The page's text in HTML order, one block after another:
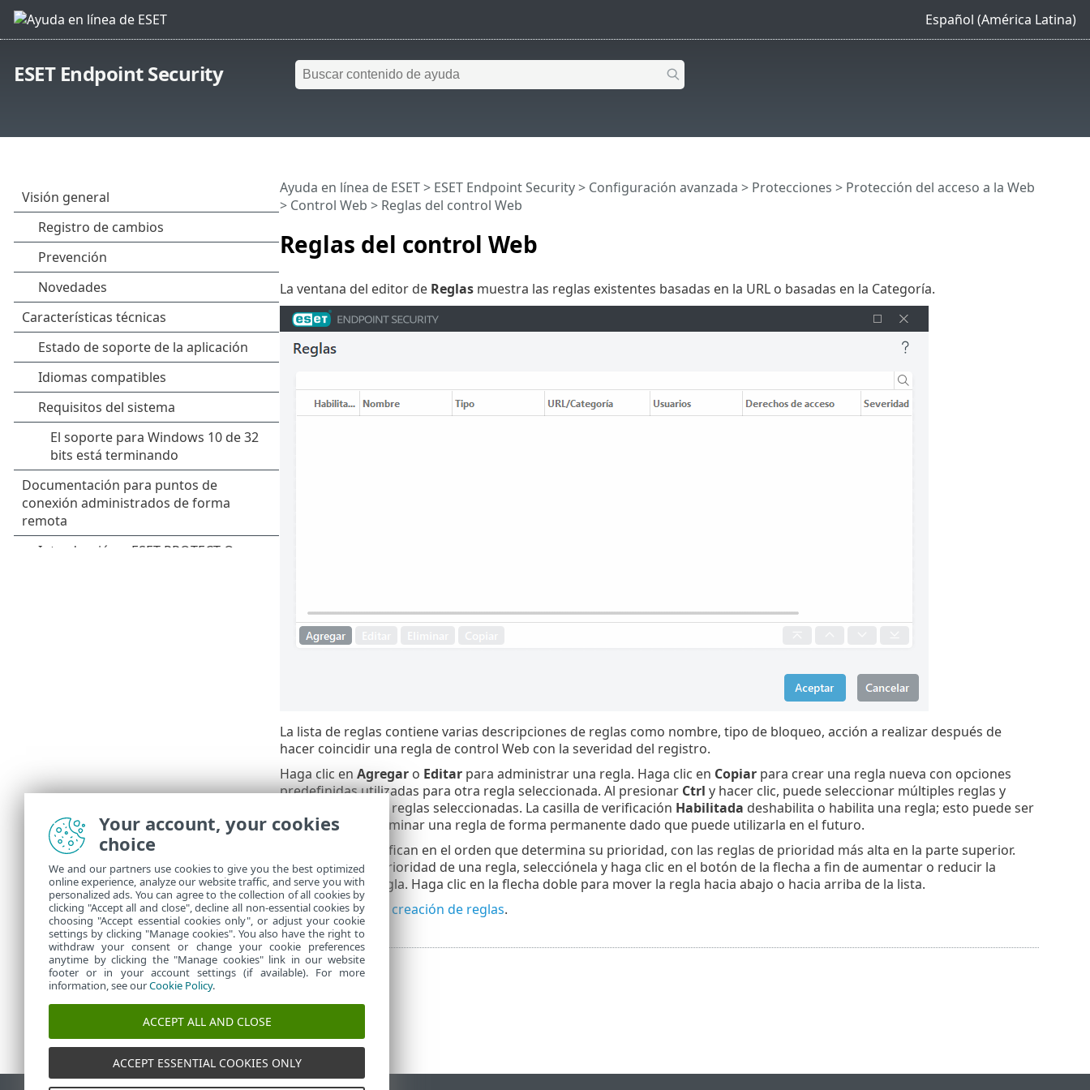
Español (América Latina)
ESET Endpoint Security
Reglas del control Web
Ayuda en línea de ESET> ESET Endpoint Security> Configuración avanzada > Protecciones > Protección del acceso a la Web
> Control Web > Reglas del control Web
La ventana del editor de Reglasmuestra las reglas existentes basadas en la URL o basadas en la Categoría.
La lista de reglas contiene varias descripciones de reglas como nombre, tipo de bloqueo, acción a realizar después de
hacer coincidir una regla de control Web con la severidad del registro.
Haga clic en Agregaro Editar para administrar una regla. Haga clic en Copiarpara crear una regla nueva con opciones
predefinidas utilizadas para otra regla seleccionada. Al presionar Ctrl y hacer clic, puede seleccionar múltiples reglas y
eliminar todas las reglas seleccionadas. La casilla de verificación Habilitada deshabilita o habilita una regla; esto puede ser
útil si no desea eliminar una regla de forma permanente dado que puede utilizarla en el futuro.
Las reglas se clasifican en el orden que determina su prioridad, con las reglas de prioridad más alta en la parte superior.
Para cambiar la prioridad de una regla, selecciónela y haga clic en el botón de la flecha a fin de aumentar o reducir la
prioridad de la regla. Haga clic en la flecha doble para mover la regla hacia abajo o hacia arriba de la lista.
Consulte también creación de reglas.
Your account, your cookies
choice
We and our partners use cookies to give you the best optimized
online experience, analyze our website traffic, and serve you with
personalized ads. You can agree to the collection of all cookies by
clicking "Accept all and close", decline all non-essential cookies by
choosing "Accept essential cookies only", or adjust your cookie
settings by clicking "Manage cookies". You also have the right to
withdraw your consent or change your cookie preferences
anytime by clicking the "Manage cookies" link in our website
footer or in your account settings (if available). For more
information, see ourCookie Policy.
ACCEPT ALL AND CLOSE
ACCEPT ESSENTIAL COOKIES ONLY